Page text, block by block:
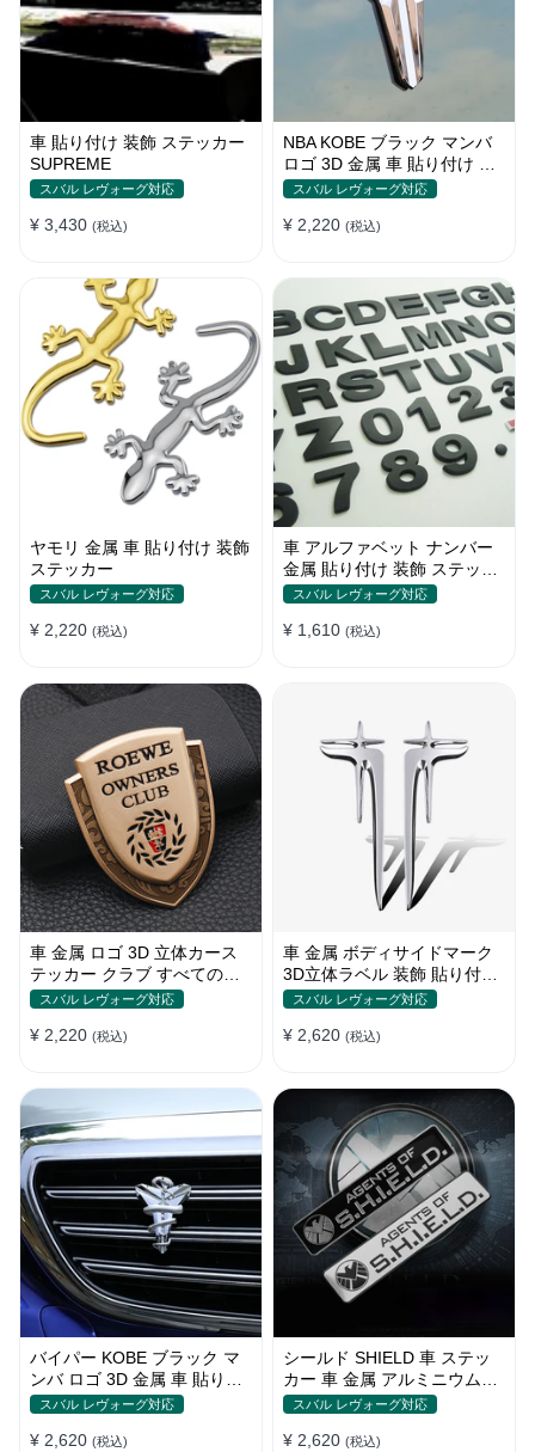
車 貼り付け 装飾 ステッカー
SUPREME
スバル レヴォーグ対応
¥ 3,430 (税込)
NBA KOBE ブラック マンバ
ロゴ 3D 金属 車 貼り付け 装
飾 ステッカー
スバル レヴォーグ対応
¥ 2,220 (税込)
ヤモリ 金属 車 貼り付け 装飾
ステッカー
スバル レヴォーグ対応
¥ 2,220 (税込)
車 アルファベット ナンバー
金属 貼り付け 装飾 ステッカ
ースバル レヴォーグ対応
¥ 1,610 (税込)
車 金属 ロゴ 3D 立体カース
テッカー クラブ すべての車
種対応 カスタム サイドポス
スバル レヴォーグ対応
¥ 2,220 (税込)
車 金属 ボディサイドマーク
3D立体ラベル 装飾 貼り付け
ステッカー
スバル レヴォーグ対応
¥ 2,620 (税込)
バイパー KOBE ブラック マ
ンバ ロゴ 3D 金属 車 貼り付
け 装飾 ステッカー
スバル レヴォーグ対応
¥ 2,620 (税込)
シールド SHIELD 車 ステッ
カー 車 金属 アルミニウム合
金 スクラッチオクルージョン
スバル レヴォーグ対応
¥ 2,620 (税込)